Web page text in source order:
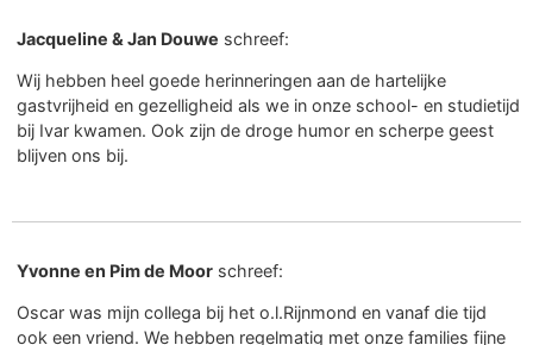
Jacqueline & Jan Douwe schreef:
Wij hebben heel goede herinneringen aan de hartelijke
gastvrijheid en gezelligheid als we in onze school- en studietijd
bij Ivar kwamen. Ook zijn de droge humor en scherpe geest
blijven ons bij.
Yvonne en Pim de Moor schreef:
Oscar was mijn collega bij het o.l.Rijnmond en vanaf die tijd
ook een vriend. We hebben regelmatig met onze families fijne